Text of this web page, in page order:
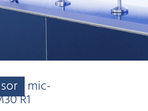
mic-
R1